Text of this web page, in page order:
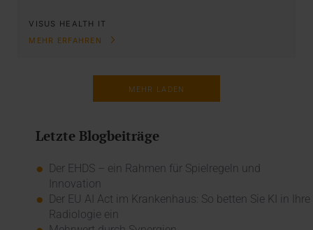
VISUS HEALTH IT
MEHR ERFAHREN
MEHR LADEN
Letzte Blogbeiträge
Der EHDS – ein Rahmen für Spielregeln und
Innovation
Der EU AI Act im Krankenhaus: So betten Sie KI in Ihre
Radiologie ein